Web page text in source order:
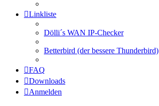
Linkliste
Dölli´s WAN IP-Checker
Betterbird (der bessere Thunderbird)
FAQ
Downloads
Anmelden